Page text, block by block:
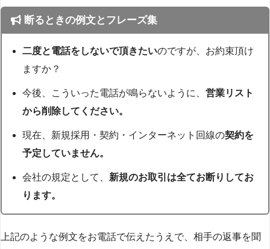
断るときの例文とフレーズ集
二度と電話をしないで頂きたいのですが、お約束頂け
ますか？
今後、こういった電話が鳴らないように、営業リスト
から削除してください。
現在、新規採用・契約・インターネット回線の契約を
予定していません。
会社の規定として、 新規のお取引は全てお断りしてお
ります。
上記のような例文をお電話で伝えたうえで、相手の返事を聞